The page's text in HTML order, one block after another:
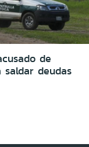
de
deudas